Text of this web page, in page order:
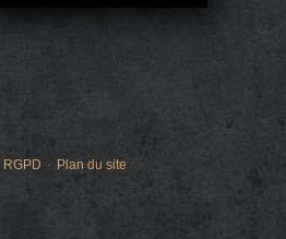
RGPD Plan du site